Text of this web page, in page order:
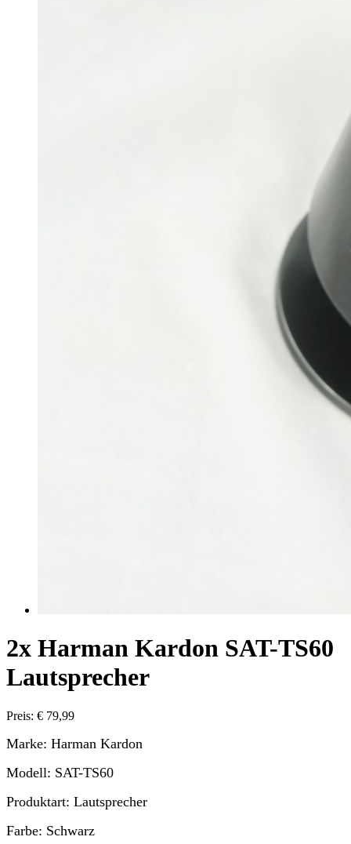
2x Harman Kardon SAT-TS60
Lautsprecher
Preis: € 79,99
Marke: Harman Kardon
Modell: SAT-TS60
Produktart: Lautsprecher
Farbe: Schwarz